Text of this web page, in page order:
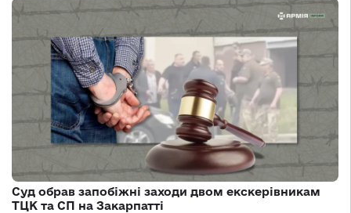
Суд обрав запобіжні заходи двом екскерівникам
ТЦК та СП на Закарпатті